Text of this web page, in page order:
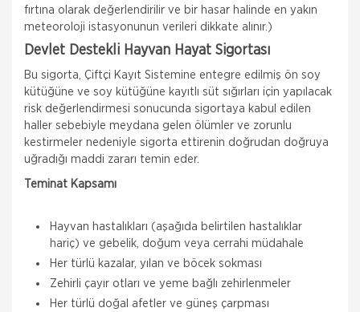
fırtına olarak değerlendirilir ve bir hasar halinde en yakın
meteoroloji istasyonunun verileri dikkate alınır.)
Devlet Destekli Hayvan Hayat Sigortası
Bu sigorta, Çiftçi Kayıt Sistemine entegre edilmiş ön soy
kütüğüne ve soy kütüğüne kayıtlı süt sığırları için yapılacak
risk değerlendirmesi sonucunda sigortaya kabul edilen
haller sebebiyle meydana gelen ölümler ve zorunlu
kestirmeler nedeniyle sigorta ettirenin doğrudan doğruya
uğradığı maddi zararı temin eder.
Teminat Kapsamı
Hayvan hastalıkları (aşağıda belirtilen hastalıklar
hariç) ve gebelik, doğum veya cerrahi müdahale
Her türlü kazalar, yılan ve böcek sokması
Zehirli çayır otları ve yeme bağlı zehirlenmeler
Her türlü doğal afetler ve güneş çarpması